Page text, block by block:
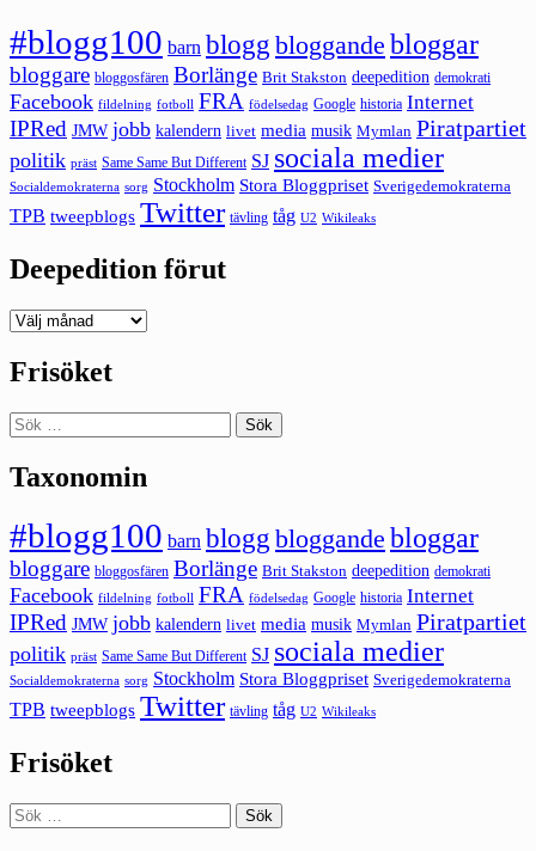
#blogg100 barn blogg bloggande bloggar
bloggare bloggosfären Borlänge Brit Stakston deepedition demokrati
Facebook fildelning fotboll FRA födelsedag Google historia Internet
IPRed JMW jobb kalendern livet media musik Mymlan Piratpartiet
politik präst Same Same But Different SJ sociala medier
Socialdemokraterna sorg Stockholm Stora Bloggpriset Sverigedemokraterna
TPB tweepblogs Twitter tävling tåg U2 Wikileaks
Deepedition förut
Deepedition
Frisöket
Sök
efter:
Taxonomin
#blogg100 barn blogg bloggande bloggar
bloggare bloggosfären Borlänge Brit Stakston deepedition demokrati
Facebook fildelning fotboll FRA födelsedag Google historia Internet
IPRed JMW jobb kalendern livet media musik Mymlan Piratpartiet
politik präst Same Same But Different SJ sociala medier
Socialdemokraterna sorg Stockholm Stora Bloggpriset Sverigedemokraterna
TPB tweepblogs Twitter tävling tåg U2 Wikileaks
Frisöket
Sök
efter: